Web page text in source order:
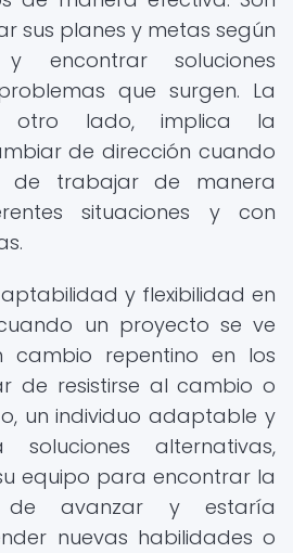
sus planes y metas según
encontrar soluciones
que surgen. La
otro lado, implica la
de dirección cuando
de trabajar de manera
situaciones y con
y flexibilidad en
un proyecto se ve
repentino en los
de resistirse al cambio o
un individuo adaptable y
soluciones alternativas,
equipo para encontrar la
de avanzar y estaría
nuevas habilidades o